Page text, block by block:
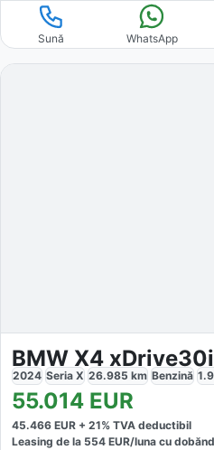
Sună WhatsApp
BMW X4
2024 Seria X 26.985 km Benzină
55.014 EUR
45.466 EUR + 21% TVA deductibil
Leasing de la 554 EUR/luna cu